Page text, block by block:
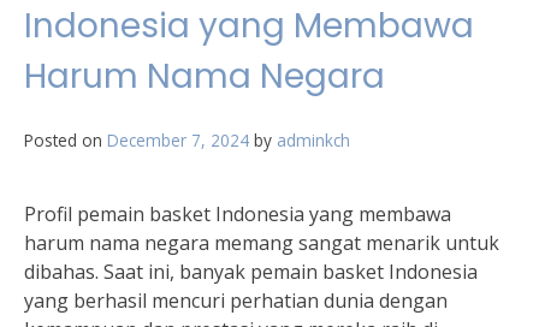
Indonesia yang Membawa
Harum Nama Negara
Posted on December 7, 2024 by adminkch
Profil pemain basket Indonesia yang membawa
harum nama negara memang sangat menarik untuk
dibahas. Saat ini, banyak pemain basket Indonesia
yang berhasil mencuri perhatian dunia dengan